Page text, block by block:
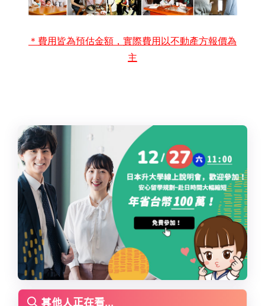
＊費用皆為預估金額，實際費用以不動產方報價為
主
其他人正在看...